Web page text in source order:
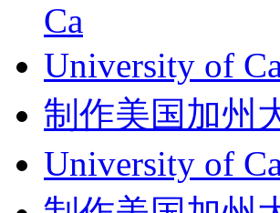
Ca
University of
制作美国加州
University of